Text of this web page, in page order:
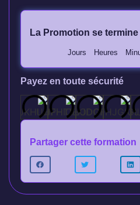
La Promotion se
Jours Heures
Payez en toute sécurité
Partager cette formation